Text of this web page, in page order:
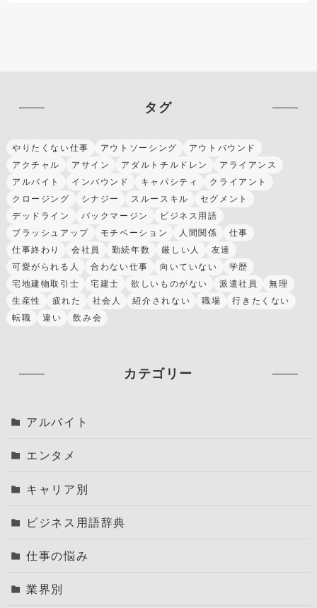
タグ
やりたくない仕事 アウトソーシング
アウトバウンド
アクチャル
アサイン アダルトチルドレン
アライアンス
アルバイト
インバウンド キャパシティ
クライアント
クロージング
シナジー スルースキル
セグメント
デッドライン
バックマージン
ビジネス用語
ブラッシュアップ
モチベーション 人間関係
仕事
仕事終わり
会社員 勤続年数 厳しい人
友達
可愛がられる人
合わない仕事 向いていない
学歴
宅地建物取引士
宅建士 欲しいものがない 派遣社員
無理
生産性
疲れた 社会人 紹介されない 職場
行きたくない
転職
違い 飲み会
カテゴリー
アルバイト
エンタメ
キャリア別
ビジネス用語辞典
仕事の悩み
業界別